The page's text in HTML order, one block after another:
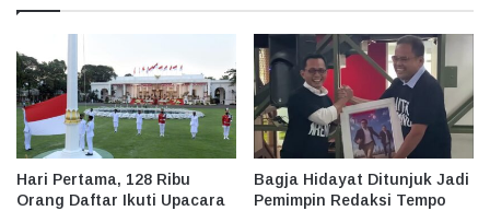
Hari Pertama, 128 Ribu
Orang Daftar Ikuti Upacara
Bagja Hidayat Ditunjuk Jadi
Pemimpin Redaksi Tempo